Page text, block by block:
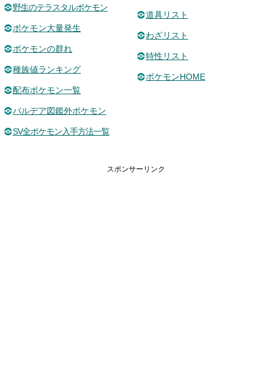
野生のテラスタルポケモン
ポケモン大量発生
ポケモンの群れ
種族値ランキング
配布ポケモン一覧
パルデア図鑑外ポケモン
SV全ポケモン入手方法一覧
道具リスト
わざリスト
特性リスト
ポケモンHOME
スポンサーリンク